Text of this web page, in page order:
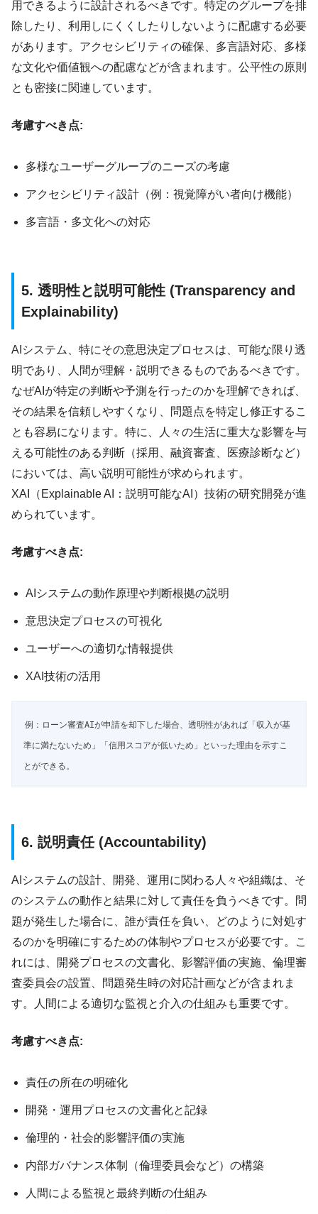
用できるように設計されるべきです。特定のグループを排
除したり、利用しにくくしたりしないように配慮する必要
があります。アクセシビリティの確保、多言語対応、多様
な文化や価値観への配慮などが含まれます。公平性の原則
とも密接に関連しています。
考慮すべき点:
多様なユーザーグループのニーズの考慮
アクセシビリティ設計（例：視覚障がい者向け機能）
多言語・多文化への対応
5. 透明性と説明可能性 (Transparency and
Explainability)
AIシステム、特にその意思決定プロセスは、可能な限り透
明であり、人間が理解・説明できるものであるべきです。
なぜAIが特定の判断や予測を行ったのかを理解できれば、
その結果を信頼しやすくなり、問題点を特定し修正するこ
とも容易になります。特に、人々の生活に重大な影響を与
える可能性のある判断（採用、融資審査、医療診断など）
においては、高い説明可能性が求められます。
XAI（Explainable AI：説明可能なAI）技術の研究開発が進
められています。
考慮すべき点:
AIシステムの動作原理や判断根拠の説明
意思決定プロセスの可視化
ユーザーへの適切な情報提供
XAI技術の活用
例：ローン審査AIが申請を却下した場合、透明性があれば「収入が基
準に満たないため」「信用スコアが低いため」といった理由を示すこ
とができる。
6. 説明責任 (Accountability)
AIシステムの設計、開発、運用に関わる人々や組織は、そ
のシステムの動作と結果に対して責任を負うべきです。問
題が発生した場合に、誰が責任を負い、どのように対処す
るのかを明確にするための体制やプロセスが必要です。こ
れには、開発プロセスの文書化、影響評価の実施、倫理審
査委員会の設置、問題発生時の対応計画などが含まれま
す。人間による適切な監視と介入の仕組みも重要です。
考慮すべき点:
責任の所在の明確化
開発・運用プロセスの文書化と記録
倫理的・社会的影響評価の実施
内部ガバナンス体制（倫理委員会など）の構築
人間による監視と最終判断の仕組み